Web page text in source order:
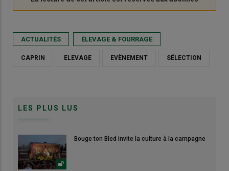
ACTUALITÉS ÉLEVAGE & FOURRAGE
CAPRIN ELEVAGE EVÈNEMENT SÉLECTION
LES PLUS LUS
Bouge ton Bled invite la culture à la campagne